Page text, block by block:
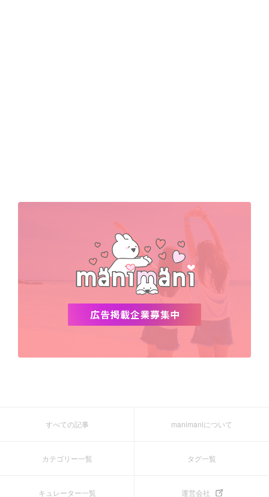
すべての記事 manimaniについて
カテゴリー一覧 タグ一覧
キュレーター一覧 運営会社